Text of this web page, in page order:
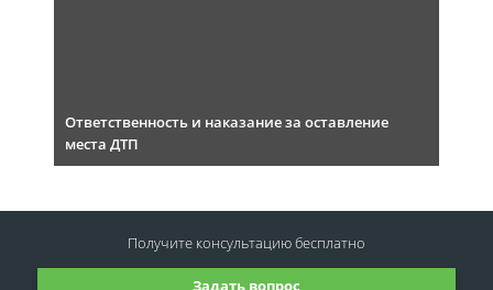
Ответственность и наказание за оставление
места ДТП
Задать вопрос
Получите консультациюбесплатно